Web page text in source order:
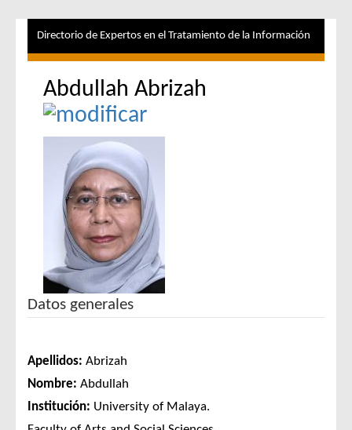
Directorio de Expertos en el Tratamiento de la Información
Abdullah Abrizah
Datos generales
Apellidos: Abrizah
Nombre: Abdullah
Institución: University of Malaya.